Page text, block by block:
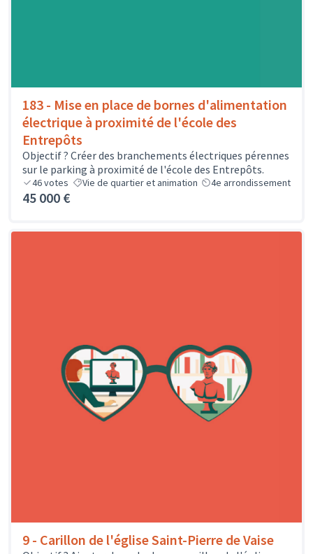
183 - Mise en place de bornes d'alimentation
électrique à proximité de l'école des
Entrepôts
Objectif ? Créer des branchements électriques pérennes
sur le parking à proximité de l'école des Entrepôts.
46votes Vie de quartier et animation 4e arrondissement
45 000 €
9 - Carillon de l'église Saint-Pierre de Vaise